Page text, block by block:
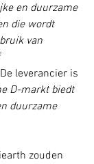
en duurzame
die wordt
van
De leverancier is
D-markt biedt
duurzame
zouden